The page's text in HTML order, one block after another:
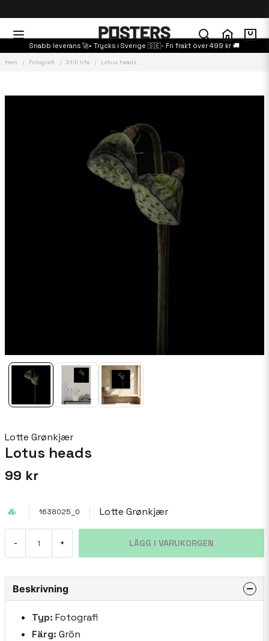
Snabb leverans 🚀• Trycks i Sverige 🇸🇪- Fri frakt över 499 kr 🚚
Hem Fotografi Still life Lotus heads
Lotte Grønkjær
Lotus heads
99 kr
1638025_0 Lotte Grønkjær
- + LÄGG I VARUKORGEN
Beskrivning
Typ: Fotografi
Färg: Grön